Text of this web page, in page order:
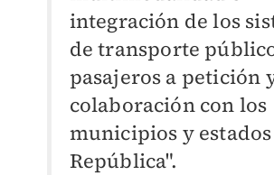
integración de los
de transporte
pasajeros a petición
colaboración con los
municipios y
República".